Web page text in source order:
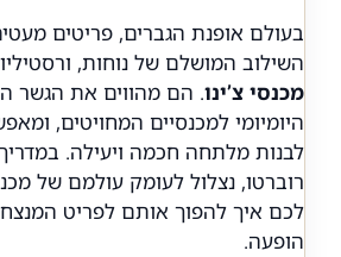
בעולם אופנת הגברים, פריטים
השילוב המושלם של נוחות,
מכנסי צ’ינו. הם מהווים את הגשר
היומיומי למכנסיים המחויטים,
לבנות מלתחה חכמה ויעילה.
רוברטו, נצלול לעומק עולמם של
לכם איך להפוך אותם לפריט
הופעה.